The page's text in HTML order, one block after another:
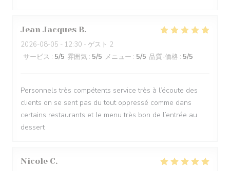
Jean Jacques B
2026-08-05 - 12:30 - ゲスト 2
サービス : 5/5 雰囲気 : 5/5 メニュー : 5/5 品質-価格 : 5/5
Personnels très compétents service très à l’écoute des
clients on se sent pas du tout oppressé comme dans
certains restaurants et le menu très bon de l’entrée au
dessert
Nicole C